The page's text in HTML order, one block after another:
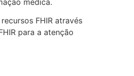
FHIR através
para a atenção